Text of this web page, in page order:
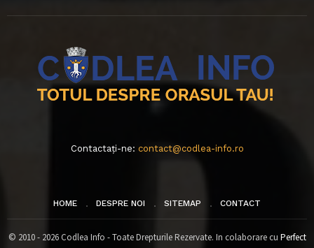
Contactați-ne: contact@codlea-info.ro
HOME DESPRE NOI SITEMAP CONTACT
© 2010 - 2026 Codlea Info - Toate Drepturile Rezervate. In colaborare cu Perfect